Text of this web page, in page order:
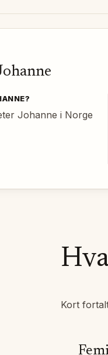
?
Johanne i Norge
Kort